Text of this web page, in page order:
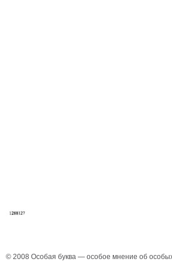
© 2008 Особая буква — особое мнение об